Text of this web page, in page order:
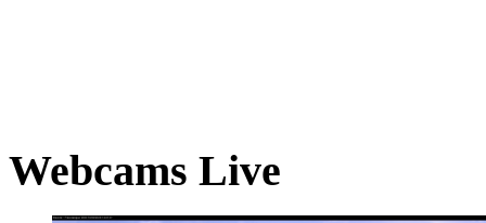
Webcams Live